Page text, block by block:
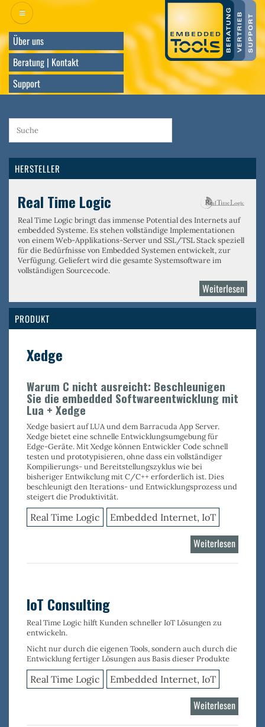
Direkt
zum
InhaltÜber uns
Beratung | Kontakt
Support
HERSTELLER
Real Time Logic
Real Time Logic bringt das immense Potential des Internets auf
embedded Systeme. Es stehen vollständige Implementationen
von einemWeb-Applikations-Serverund SSL/TSL Stackspeziell
für die Bedürfnisse von Embedded Systemen entwickelt, zur
Verfügung. Geliefert wird die gesamte Systemsoftware im
vollständigen Sourcecode.
Weiterlesen
Real
Logic
PRODUKT
Xedge
Warum C nicht ausreicht: Beschleunigen
Sie die embedded Softwareentwicklung mit
Lua + Xedge
Xedge basiert auf LUA und dem Barracuda App Server.
Xedge bietet eine schnelle Entwicklungsumgebung für
Edge-Geräte. Mit Xedge können Entwickler Code schnell
testen und prototypisieren, ohne dass ein vollständiger
Kompilierungs- und Bereitstellungszyklus wie bei
bisheriger Entwikclung mit C/C++ erforderlich ist. Dies
beschleunigt den Iterations- und Entwicklungsprozess und
steigert die Produktivität.
Real Time Logic Embedded Internet, IoT
Weiterlesen
Xedge
IoT Consulting
Real Time Logic hilft Kunden schneller IoT Lösungen zu
entwickeln.
Nicht nur durch die eigenen Tools, sondern auch durch die
Entwicklung fertiger Lösungen aus Basis dieser Produkte
Real Time Logic Embedded Internet, IoT
Weiterlesen
IoT